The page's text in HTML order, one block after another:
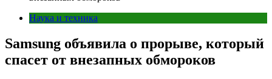
Наука и техника
Samsung объявила о прорыве, который
спасет от внезапных обмороков